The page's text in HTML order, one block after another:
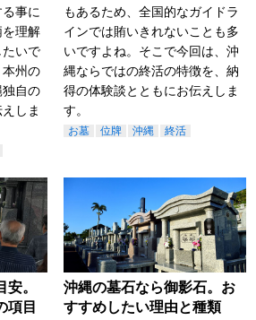
事に
理解
たいで
州の
自の
しま
もあるため、全国的なガイドラ
インでは賄いきれないことも多
いですよね。そこで今回は、沖
縄ならではの終活の特徴を、納
得の体験談とともにお伝えしま
す。
お墓 位牌 沖縄 終活
。
項目
沖縄の墓石なら御影石。お
すすめしたい理由と種類